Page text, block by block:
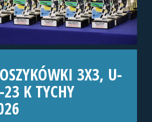
3X3, U-
K TYCHY